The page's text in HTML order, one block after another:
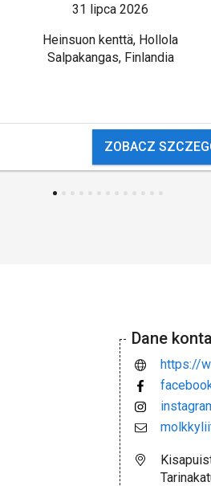
31 lipca 2026
Heinsuon kenttä, Hollola
Salpakangas, Finlandia
ZOBACZ
Dane
https://